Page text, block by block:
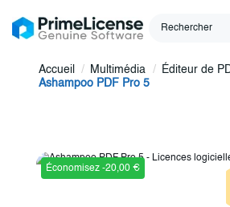
Accueil Multimédia
Éditeur de
Ashampoo PDF Pro 5
Économisez -20,00 €